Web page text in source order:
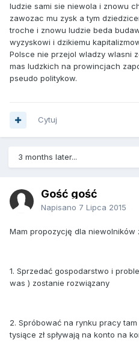
ludzie sami sie niewola i znowu
zawozac mu zysk a tym
troche i znowu ludzie beda
wyzyskowi i dzikiemu
Polsce nie przejol wladzy wlasni
mas ludzkich na prowincjach
pseudo politykow.
Cytuj
3 months later...
Gość gość
Napisano 7 Lipca 2015
Mam propozycję dla niewolników
1. Sprzedać gospodarstwo i
was ) zostanie rozwiązany
2. Spróbować na rynku pracy
tysiące zł spływają na konto na